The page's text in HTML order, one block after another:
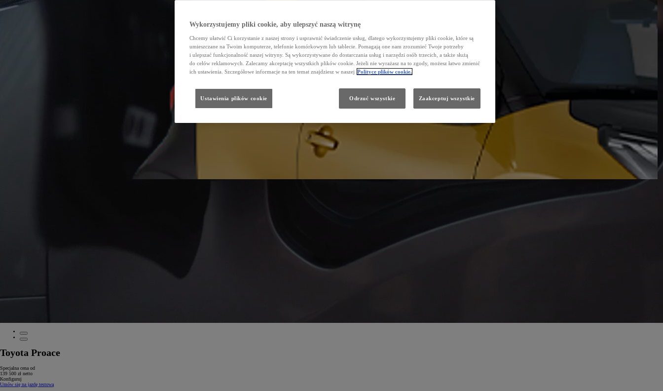
Toyota Proace
Specjalna cena od
139 500 zł netto
Konfiguruj
Umów się na jazdę testową
Wykorzystujemy pliki cookie, aby ulepszyć naszą witrynę
Chcemy ułatwić Ci korzystanie z naszej strony i usprawnić świadczenie usług, dlatego wykorzystujemy pliki cookie, które są
umieszczane na Twoim komputerze, telefonie komórkowym lub tablecie. Pomagają one nam zrozumieć Twoje potrzeby
i ulepszać funkcjonalność naszej witryny. Są wykorzystywane do dostarczania usług i narzędzi osób trzecich, a także służą
do celów reklamowych. Zalecamy akceptację wszystkich plików cookie. Jeżeli nie wyrażasz na to zgody, możesz łatwo zmienić
ich ustawienia. Szczegółowe informacje na ten temat znajdziesz w naszej Polityce plików cookie.
Ustawienia plików cookie Odrzuć wszystkie Zaakceptuj wszystkie